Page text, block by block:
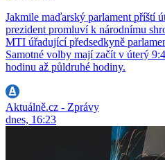
Jakmile maďarský parlament příští
prezident promluví k národnímu
MTI úřadující předsedkyně
Samotné volby mají začít v úterý
hodinu až půldruhé hodiny.
Aktuálně.cz - Zprávy
dnes, 16:23